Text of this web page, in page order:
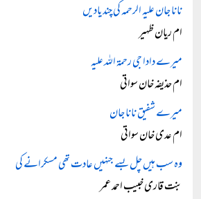
نانا جان علیہ الرحمہ کی چند یادیں
ام ریان ظہیر
میرے دادا جی رحمۃ اللہ علیہ
ام حذیفہ خان سواتی
میرے شفیق نانا جان
ام عدی خان سواتی
وہ سب ہیں چل بسے جنہیں عادت تھی مسکرانے کی
بنت قاری خبیب احمد عمر